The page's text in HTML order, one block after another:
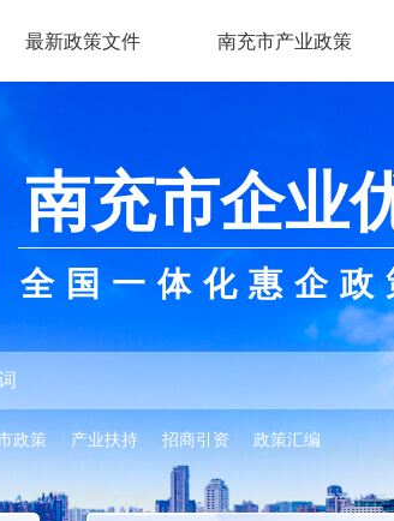
最新政策文件 南充市产业政策
南充市企业
全国一体化惠企政
政策 产业扶持 招商引资 政策汇编